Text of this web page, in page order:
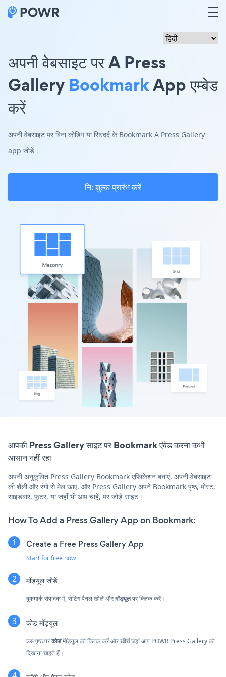
अपनी वेबसाइट पर A Press
Gallery BookmarkApp एम्बेड
करें
अपनी वेबसाइट पर बिना कोडिंग या सिरदर्द के Bookmark A Press Gallery
app जोड़ें।
नि: शुल्क प्रारंभ करें
आपकी Press Gallery साइट पर Bookmark एंबेड करना कभी
आसान नहीं रहा
अपनी अनुकूलित Press Gallery Bookmark एप्लिकेशन बनाएं, अपनी वेबसाइट
की शैली और रंगों से मेल खाएं, और Press Gallery अपने Bookmark पृष्ठ, पोस्ट,
साइडबार, फुटर, या जहाँ भी आप चाहें, पर जोड़ें साइट।
How To Add a Press Gallery App on Bookmark:
Create a Free Press Gallery App
Start for free now
मॉड्यूल जोड़ें
बुकमार्क संपादक में, सेटिंग पैनल खोलें औरमॉड्यूलपर क्लिक करें।
कोड मॉड्यूल
उस पृष्ठ परकोडमॉड्यूल को क्लिक करें और खींचें जहां आप POWR Press Gallery को
दिखाना चाहते हैं।